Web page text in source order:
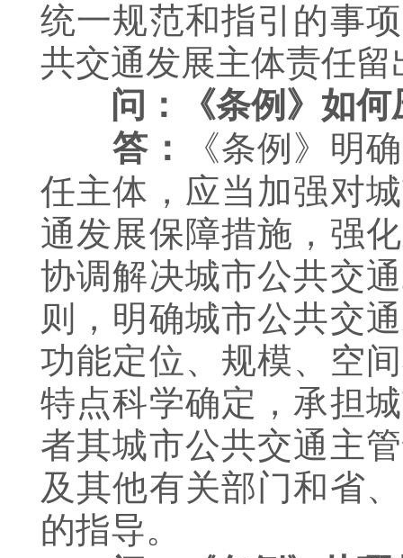
统一规范和指引的事
共交通发展主体责任
问：《条例》如
答：
《条例》明
任主体，应当加强对
通发展保障措施，强
协调解决城市公共交
则，明确城市公共交
功能定位、规模、空
特点科学确定，承担
者其城市公共交通主
及其他有关部门和省
的指导。